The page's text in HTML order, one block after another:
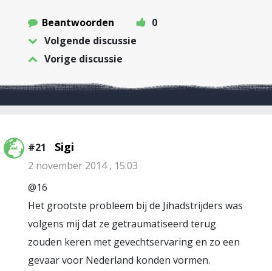
Beantwoorden
0
Volgende discussie
Vorige discussie
#21 Sigi
2 november 2014 , 15:03
@16
Het grootste probleem bij de Jihadstrijders was
volgens mij dat ze getraumatiseerd terug
zouden keren met gevechtservaring en zo een
gevaar voor Nederland konden vormen.